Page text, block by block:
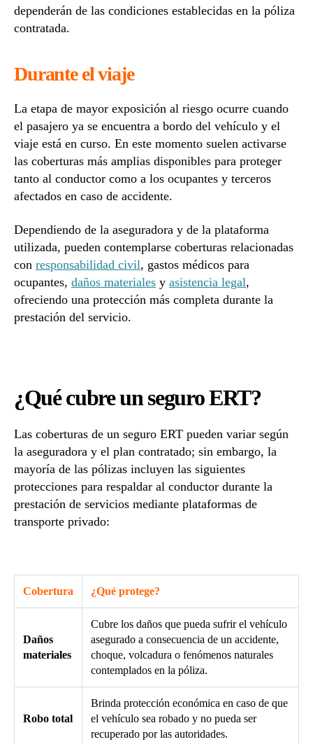
dependerán de las condiciones establecidas en la póliza
contratada.
Durante el viaje
La etapa de mayor exposición al riesgo ocurre cuando
el pasajero ya se encuentra a bordo del vehículo y el
viaje está en curso. En este momento suelen activarse
las coberturas más amplias disponibles para proteger
tanto al conductor como a los ocupantes y terceros
afectados en caso de accidente.
Dependiendo de la aseguradora y de la plataforma
utilizada, pueden contemplarse coberturas relacionadas
con responsabilidad civil, gastos médicos para
ocupantes, daños materiales y asistencia legal,
ofreciendo una protección más completa durante la
prestación del servicio.
¿Qué cubre un seguro ERT?
Las coberturas de un seguro ERT pueden variar según
la aseguradora y el plan contratado; sin embargo, la
mayoría de las pólizas incluyen las siguientes
protecciones para respaldar al conductor durante la
prestación de servicios mediante plataformas de
transporte privado:
Cobertura ¿Qué protege?
Daños
materiales
Cubre los daños que pueda sufrir el vehículo
asegurado a consecuencia de un accidente,
choque, volcadura o fenómenos naturales
contemplados en la póliza.
Robo total
Brinda protección económica en caso de que
el vehículo sea robado y no pueda ser
recuperado por las autoridades.